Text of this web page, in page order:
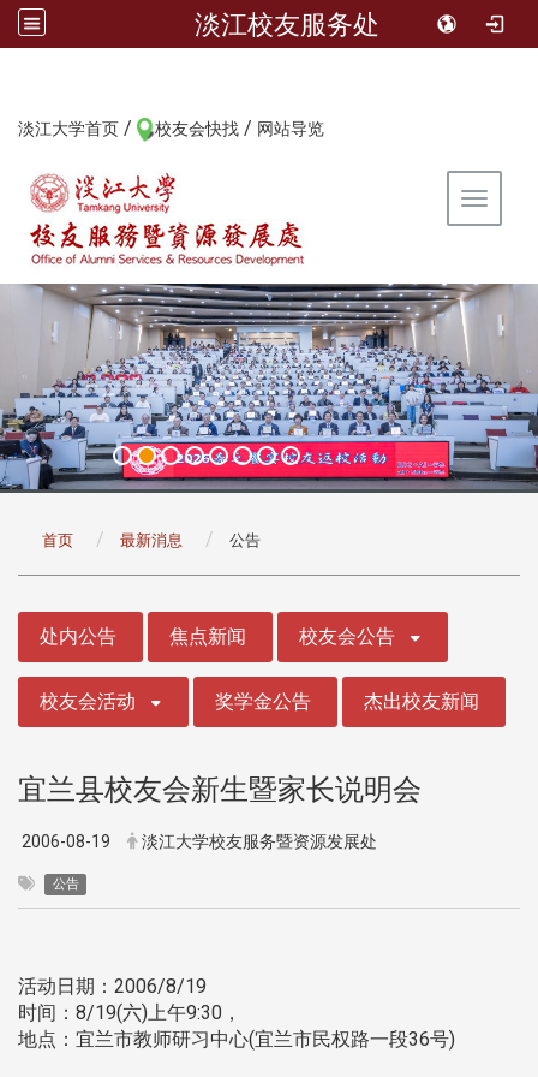
淡江校友服务处
淡江大学首页 / 校友会快找 / 网站导览
Toggle
首页 最新消息 公告
处内公告 焦点新闻 校友会公告
校友会活动 奖学金公告 杰出校友新闻
宜兰县校友会新生暨家长说明会
2006-08-19 淡江大学校友服务暨资源发展处
公告
活动日期：2006/8/19
时间：8/19(六)上午9:30，
地点：宜兰市教师研习中心(宜兰市民权路一段36号)